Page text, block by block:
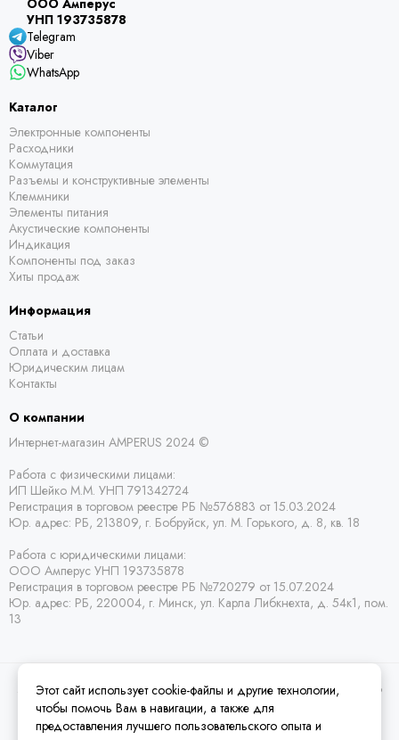
ООО Амперус
УНП 193735878
Telegram
Viber
WhatsApp
Каталог
Электронные компоненты
Расходники
Коммутация
Разъемы и конструктивные элементы
Клеммники
Элементы питания
Акустические компоненты
Индикация
Компоненты под заказ
Хиты продаж
Информация
Статьи
Оплата и доставка
Юридическим лицам
Контакты
О компании
Интернет-магазин AMPERUS 2024 ©
Работа с физическими лицами:
ИП Шейко М.М. УНП 791342724
Регистрация в торговом реестре РБ №576883 от 15.03.2024
Юр. адрес: РБ, 213809, г. Бобруйск, ул. М. Горького, д. 8, кв. 18
Работа с юридическими лицами:
ООО Амперус УНП 193735878
Регистрация в торговом реестре РБ №720279 от 15.07.2024
Юр. адрес: РБ, 220004, г. Минск, ул. Карла Либкнехта, д. 54к1, пом.
13
2026 © Amperus Радиодетали Минск | купить в розницу, оптом и почтой по
Беларуси.Карта сайта
Этот сайт использует cookie-файлы и другие технологии,
чтобы помочь Вам в навигации, а также для
предоставления лучшего пользовательского опыта и